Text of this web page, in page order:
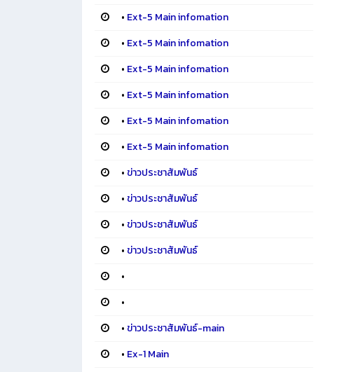
• Ext-5 Main infomation
• Ext-5 Main infomation
• Ext-5 Main infomation
• Ext-5 Main infomation
• Ext-5 Main infomation
• Ext-5 Main infomation
• ข่าวประชาสัมพันธ์
• ข่าวประชาสัมพันธ์
• ข่าวประชาสัมพันธ์
• ข่าวประชาสัมพันธ์
•
•
• ข่าวประชาสัมพันธ์-main
• Ex-1 Main